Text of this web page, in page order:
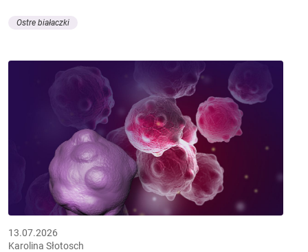
Ostre białaczki
13.07.2026
Karolina Słotosch